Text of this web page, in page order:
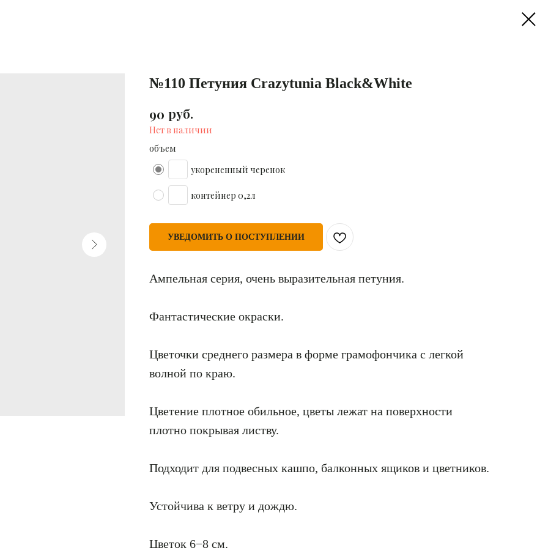
№110 Петуния Crazytunia Black&White
90 руб.
Нет в наличии
объем
укорененный черенок
контейнер 0,2л
УВЕДОМИТЬ О ПОСТУПЛЕНИИ
Ампельная серия, очень выразительная петуния.
Фантастические окраски.
Цветочки среднего размера в форме грамофончика с легкой
волной по краю.
Цветение плотное обильное, цветы лежат на поверхности
плотно покрывая листву.
Подходит для подвесных кашпо, балконных ящиков и цветников.
Устойчива к ветру и дождю.
Цветок 6−8 см.